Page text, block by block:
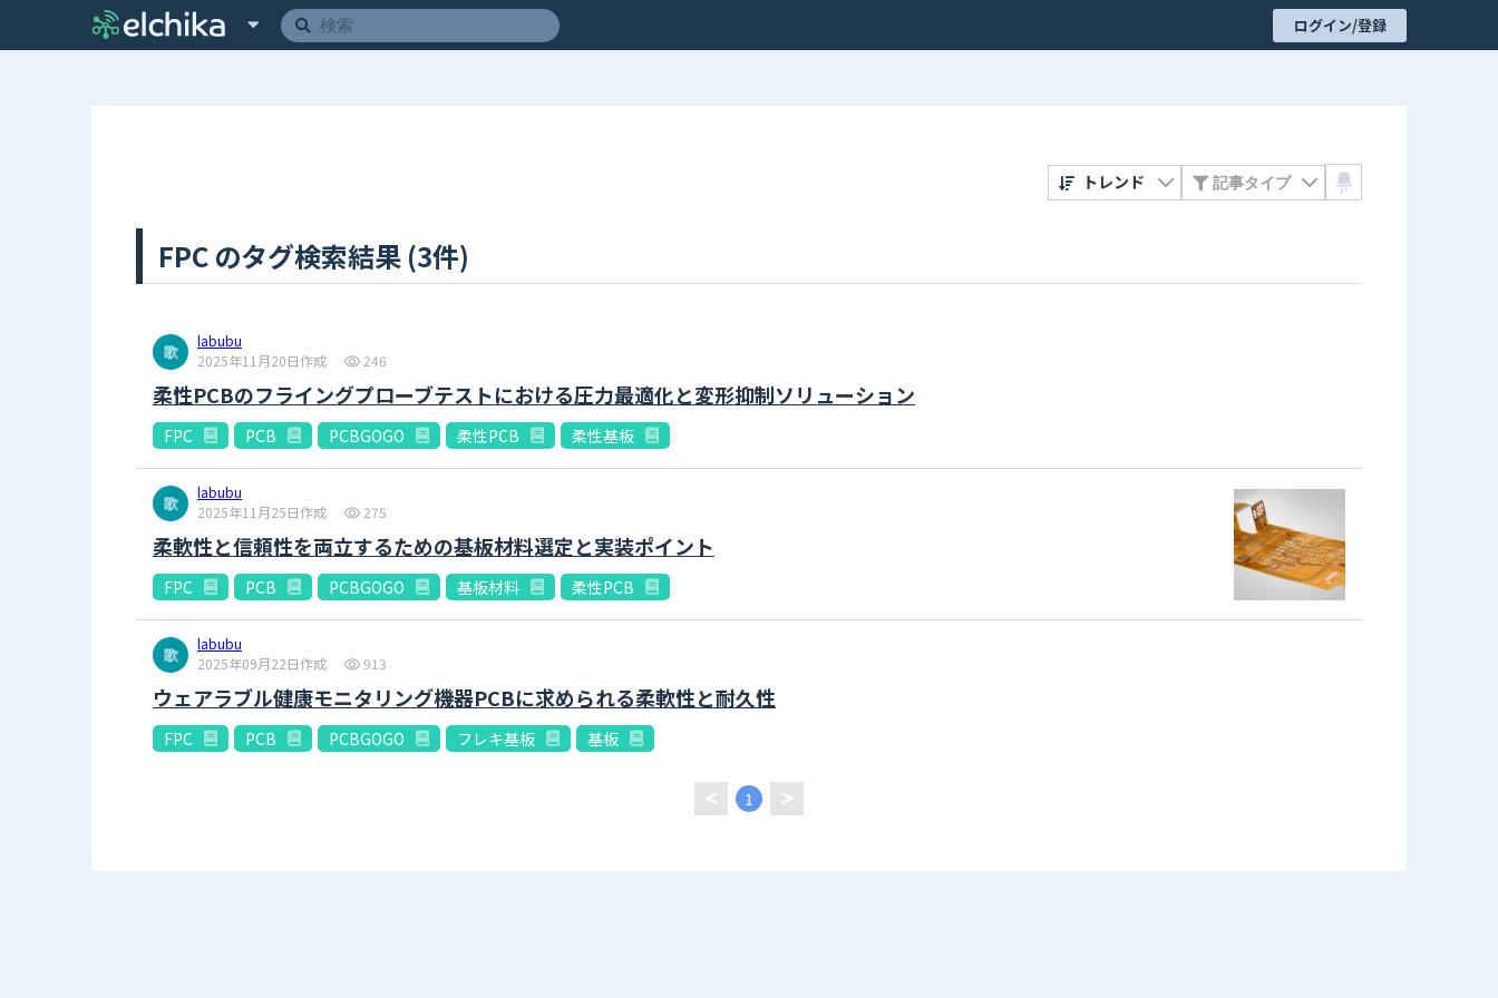
ログイン/登録
FPC のタグ検索結果 (3件)
トレンド
labubu
2025年11月20日作成
246
柔性PCBのフライングプローブテストにおける圧力最適化と変形抑制ソリューション
FPC PCB PCBGOGO 柔性PCB 柔性基板
labubu
2025年11月25日作成
275
柔軟性と信頼性を両立するための基板材料選定と実装ポイント
FPC PCB PCBGOGO 基板材料 柔性PCB
labubu
2025年09月22日作成
913
ウェアラブル健康モニタリング機器PCBに求められる柔軟性と耐久性
FPC PCB PCBGOGO フレキ基板 基板
1